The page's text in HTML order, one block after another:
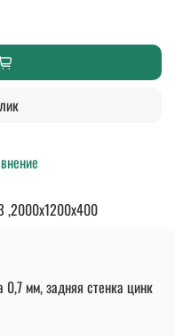
,2000х1200х400
мм, задняя стенка цинк